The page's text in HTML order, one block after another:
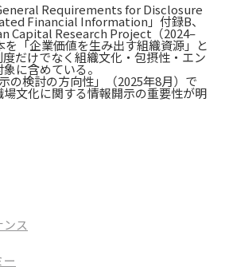
Requirements for Disclosure
Financial Information」付録B、
Capital Research Project（2024–
を「企業価値を生み出す組織資源」と
だけでなく組織文化・包摂性・エン
に含めている。
の検討の方向性」（2025年8月）で
文化に関する情報開示の重要性が明
ス